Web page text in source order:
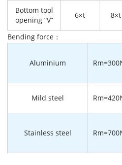
Bottom tool
opening “V”
6×t 8×t
Bending force：
Aluminium
Mild steel
Stainless steel